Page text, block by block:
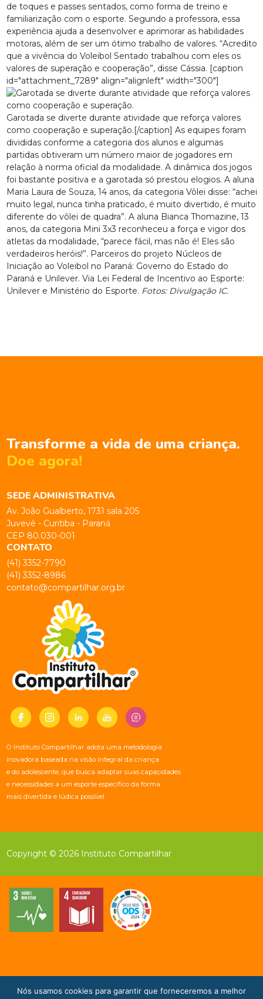
de toques e passes sentados, como forma de treino e
familiarização com o esporte. Segundo a professora, essa
experiência ajuda a desenvolver e aprimorar as habilidades
motoras, além de ser um ótimo trabalho de valores. “Acredito
que a vivência do Voleibol Sentado trabalhou com eles os
valores de superação e cooperação”, disse Cássia. [caption
id="attachment_7289" align="alignleft" width="300"]
Garotada se diverte durante atividade que reforça valores
como cooperação e superação.[/caption] As equipes foram
divididas conforme a categoria dos alunos e algumas
partidas obtiveram um número maior de jogadores em
relação à norma oficial da modalidade. A dinâmica dos jogos
foi bastante positiva e a garotada só prestou elogios. A aluna
Maria Laura de Souza, 14 anos, da categoria Vôlei disse: “achei
muito legal, nunca tinha praticado, é muito divertido, é muito
diferente do vôlei de quadra”. A aluna Bianca Thomazine, 13
anos, da categoria Mini 3x3 reconheceu a força e vigor dos
atletas da modalidade, “parece fácil, mas não é! Eles são
verdadeiros heróis!”. Parceiros do projeto Núcleos de
Iniciação ao Voleibol no Paraná: Governo do Estado do
Paraná e Unilever. Via Lei Federal de Incentivo ao Esporte:
Unilever e Ministério do Esporte. Fotos: Divulgação IC.
Transforme a vida de uma criança.
Doe agora!
SEDE ADMINISTRATIVA
Av. João Gualberto, 1731 sala 205
Juvevê - Curitiba - Paraná
CEP 80.030-001
CONTATO
(41) 3352-7790
(41) 3352-8986
contato@compartilhar.org.br
O Instituto Compartilhar adota uma metodologia
inovadora baseada na visão integral da criança
e do adolescente, que busca adaptar suas capacidades
e necessidades a um esporte específico da forma
mais divertida e lúdica possível
Copyright © 2026 Instituto Compartilhar
Nós usamos cookies para garantir que forneceremos a melhor